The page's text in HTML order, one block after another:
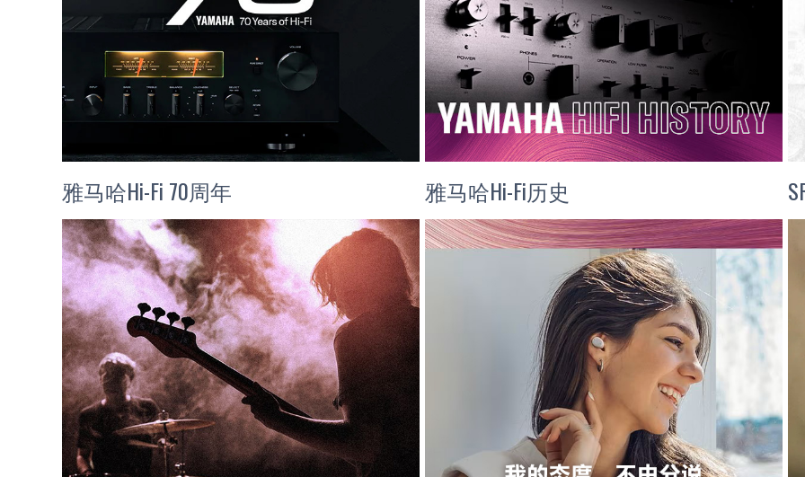
雅马哈Hi-Fi 70周年 雅马哈Hi-Fi历史